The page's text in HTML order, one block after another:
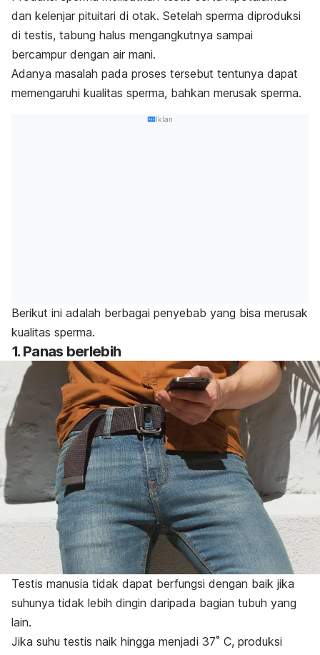
dan kelenjar pituitari di otak. Setelah sperma diproduksi
di testis, tabung halus mengangkutnya sampai
bercampur dengan air mani.
Adanya masalah pada proses tersebut tentunya dapat
memengaruhi kualitas sperma, bahkan merusak sperma.
Iklan
Berikut ini adalah berbagai penyebab yang bisa merusak
kualitas sperma.
1. Panas berlebih
Testis manusia tidak dapat berfungsi dengan baik jika
suhunya tidak lebih dingin daripada bagian tubuh yang
lain.
Jika suhu testis naik hingga menjadi 37˚ C, produksi